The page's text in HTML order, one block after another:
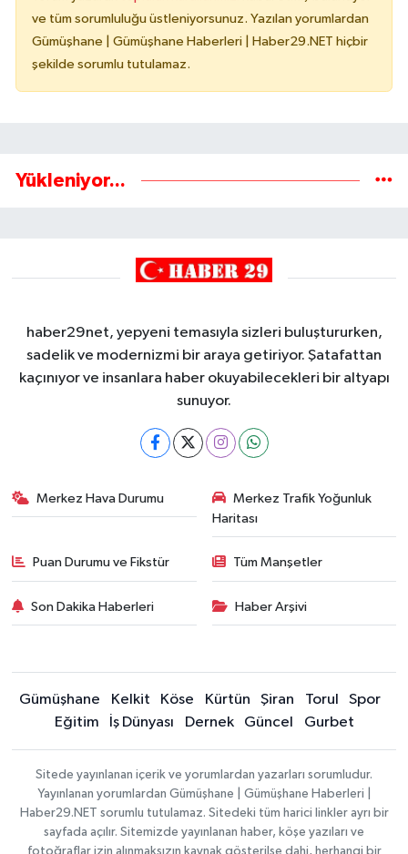
ve tüm sorumluluğu üstleniyorsunuz. Yazılan yorumlardan
Gümüşhane | Gümüşhane Haberleri | Haber29.NET hiçbir
şekilde sorumlu tutulamaz.
Yükleniyor...
haber29net, yepyeni temasıyla sizleri buluştururken,
sadelik ve modernizmi bir araya getiriyor. Şatafattan
kaçınıyor ve insanlara haber okuyabilecekleri bir altyapı
sunuyor.
Merkez Hava Durumu
Merkez Trafik Yoğunluk
Haritası
Puan Durumu ve Fikstür Tüm Manşetler
Son Dakika Haberleri Haber Arşivi
Gümüşhane Kelkit Köse Kürtün Şiran Torul
Spor
Eğitim
İş Dünyası Dernek Güncel Gurbet
Sitede yayınlanan içerik ve yorumlardan yazarları sorumludur.
Yayınlanan yorumlardan Gümüşhane | Gümüşhane Haberleri |
Haber29.NET sorumlu tutulamaz. Sitedeki tüm harici linkler ayrı bir
sayfada açılır. Sitemizde yayınlanan haber, köşe yazıları ve
fotoğraflar izin alınmaksızın kaynak gösterilse dahi, herhangi bir